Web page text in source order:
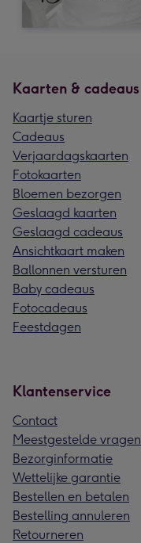
Kaarten & cadeaus
Kaartje sturen
Cadeaus
Verjaardagskaarten
Fotokaarten
Bloemen bezorgen
Geslaagd kaarten
Geslaagd cadeaus
Ansichtkaart maken
Ballonnen versturen
Baby cadeaus
Fotocadeaus
Feestdagen
Klantenservice
Contact
Meestgestelde vragen
Bezorginformatie
Wettelijke garantie
Bestellen en betalen
Bestelling annuleren
Retourneren